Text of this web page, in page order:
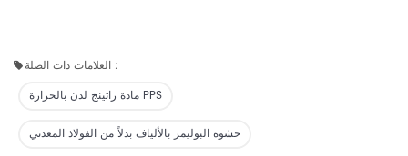
العلامات ذات الصلة :
مادة راتينج لدن بالحرارة PPS
حشوة البوليمر بالألياف بدلاً من الفولاذ المعدني